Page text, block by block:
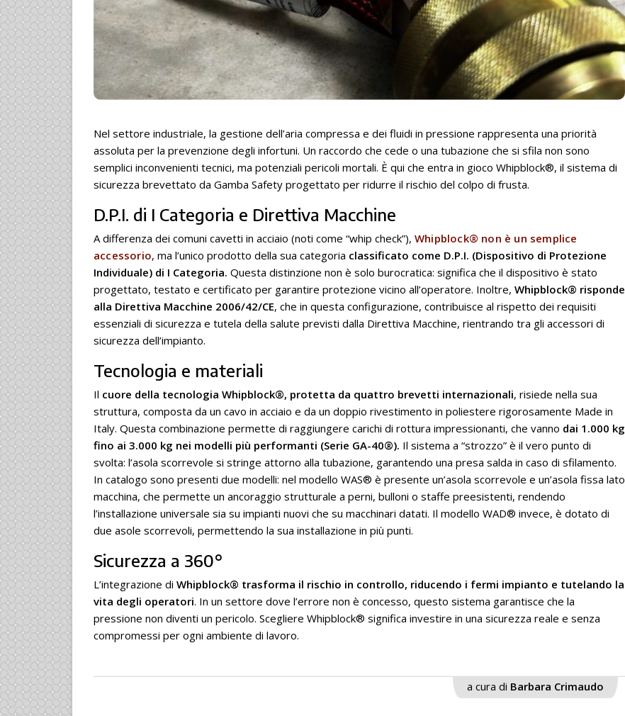
Nel settore industriale, la gestione dell’aria compressa e dei fluidi in pressione rappresenta una priorità
assoluta per la prevenzione degli infortuni. Un raccordo che cede o una tubazione che si sfila non sono
semplici inconvenienti tecnici, ma potenziali pericoli mortali. È qui che entra in gioco Whipblock®, il sistema di
sicurezza brevettato da Gamba Safety progettato per ridurre il rischio del colpo di frusta.
D.P.I. di I Categoria e Direttiva Macchine
A differenza dei comuni cavetti in acciaio (noti come “whip check”), Whipblock® non è un semplice
accessorio, ma l’unico prodotto della sua categoria classificato come D.P.I. (Dispositivo di Protezione
Individuale) di I Categoria. Questa distinzione non è solo burocratica: significa che il dispositivo è stato
progettato, testato e certificato per garantire protezione vicino all’operatore. Inoltre, Whipblock® risponde
alla Direttiva Macchine 2006/42/CE, che in questa configurazione, contribuisce al rispetto dei requisiti
essenziali di sicurezza e tutela della salute previsti dalla Direttiva Macchine, rientrando tra gli accessori di
sicurezza dell’impianto.
Tecnologia e materiali
Il cuore della tecnologia Whipblock®, protetta da quattro brevetti internazionali, risiede nella sua
struttura, composta da un cavo in acciaio e da un doppio rivestimento in poliestere rigorosamente Made in
Italy. Questa combinazione permette di raggiungere carichi di rottura impressionanti, che vanno dai 1.000 kg
fino ai 3.000 kg nei modelli più performanti (Serie GA-40®). Il sistema a “strozzo” è il vero punto di
svolta: l’asola scorrevole si stringe attorno alla tubazione, garantendo una presa salda in caso di sfilamento.
In catalogo sono presenti due modelli: nel modello WAS® è presente un’asola scorrevole e un’asola fissa lato
macchina, che permette un ancoraggio strutturale a perni, bulloni o staffe preesistenti, rendendo
l’installazione universale sia su impianti nuovi che su macchinari datati. Il modello WAD® invece, è dotato di
due asole scorrevoli, permettendo la sua installazione in più punti.
Sicurezza a 360°
L’integrazione di Whipblock® trasforma il rischio in controllo, riducendo i fermi impianto e tutelando la
vita degli operatori. In un settore dove l’errore non è concesso, questo sistema garantisce che la
pressione non diventi un pericolo. Scegliere Whipblock® significa investire in una sicurezza reale e senza
compromessi per ogni ambiente di lavoro.
a cura di Barbara Crimaudo